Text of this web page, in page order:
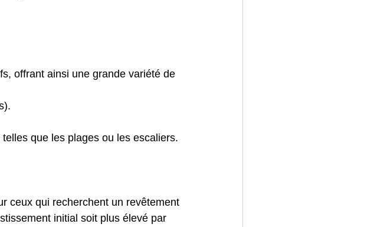
offrant ainsi une grande variété de
que les plages ou les escaliers.
ceux qui recherchent un revêtement
initial soit plus élevé par